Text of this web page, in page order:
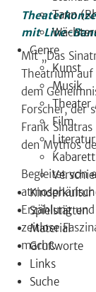
Tann
Genre
Kunst
Musik
Theater
Film
Literatur
Kinderkultur
Spielstätten
Material
Grußworte
Links
Suche
mit Live-
Mit „Das
Theatrium auf
dem
Forscher, der
Frank
den Mythos
Begleitet von
Erzählung
zeitlose
macht.